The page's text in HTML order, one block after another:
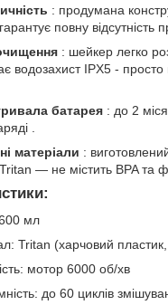
: продумана
повну відсутність
: шейкер легко
водозахист IPX5 - просто
батарея : до 2
.
матеріали :
— не містить BPA та
мл
Tritan (харчовий
мотор 6000 об/хв
до 60 циклів